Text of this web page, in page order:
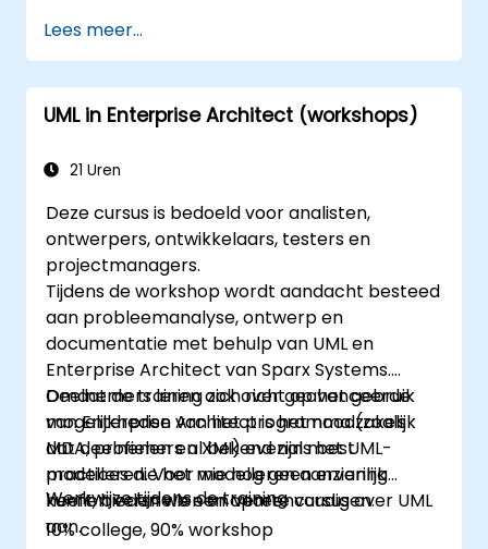
Lees meer...
UML in Enterprise Architect (workshops)
21 Uren
Deze cursus is bedoeld voor analisten,
ontwerpers, ontwikkelaars, testers en
projectmanagers.
Tijdens de workshop wordt aandacht besteed
aan probleemanalyse, ontwerp en
documentatie met behulp van UML en
Enterprise Architect van Sparx Systems.
Deelnemers leren ook over geavanceerde
mogelijkheden van het programma (zoals
MDA, profielen en XMI) evenals best
practices die het modelleren aanzienlijk
kunnen versnellen en vereenvoudigen.
Omdat de training zich richt op het gebruik
van Enterprise Architect is het noodzakelijk
dat deelnemers al bekend zijn met UML-
modelleren. Voor wie nog geen ervaring
heeft, bieden we een aparte cursus over UML
aan.
Werkwijze tijdens de training
10% college, 90% workshop